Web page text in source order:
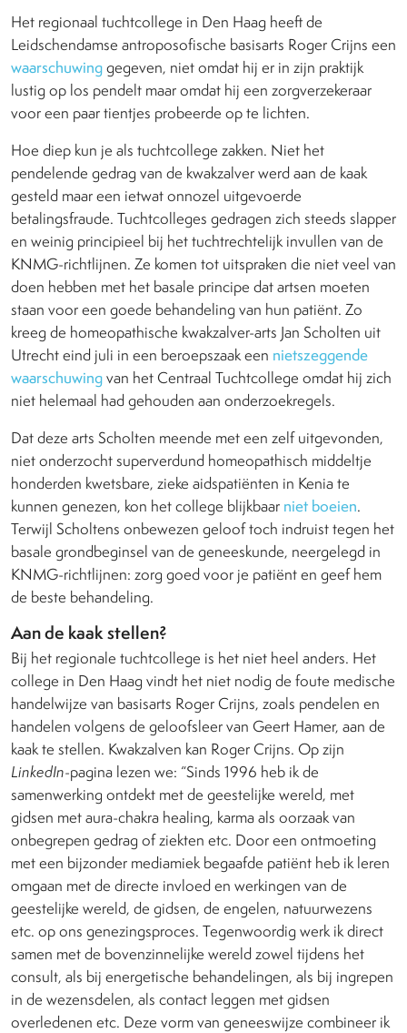
Het regionaal tuchtcollege in Den Haag heeft de
Leidschendamse antroposofische basisarts Roger Crijns een
waarschuwinggegeven, niet omdat hij er in zijn praktijk
lustig op los pendelt maar omdat hij een zorgverzekeraar
voor een paar tientjes probeerde op te lichten.
Hoe diep kun je als tuchtcollege zakken. Niet het
pendelende gedrag van de kwakzalver werd aan de kaak
gesteld maar een ietwat onnozel uitgevoerde
betalingsfraude. Tuchtcolleges gedragen zich steeds slapper
en weinig principieel bij het tuchtrechtelijk invullen van de
KNMG-richtlijnen. Ze komen tot uitspraken die niet veel van
doen hebben met het basale principe dat artsen moeten
staan voor een goede behandeling van hun patiënt. Zo
kreeg de homeopathische kwakzalver-arts Jan Scholten uit
Utrecht eind juli in een beroepszaak een nietszeggende
waarschuwingvan het Centraal Tuchtcollege omdat hij zich
niet helemaal had gehouden aan onderzoekregels.
Dat deze arts Scholten meende met een zelf uitgevonden,
niet onderzocht superverdund homeopathisch middeltje
honderden kwetsbare, zieke aidspatiënten in Kenia te
kunnen genezen, kon het college blijkbaar niet boeien.
Terwijl Scholtens onbewezen geloof toch indruist tegen het
basale grondbeginsel van de geneeskunde, neergelegd in
KNMG-richtlijnen: zorg goed voor je patiënt en geef hem
de beste behandeling.
Aan de kaak stellen?
Bij het regionale tuchtcollege is het niet heel anders. Het
college in Den Haag vindt het niet nodig de foute medische
handelwijze van basisarts Roger Crijns, zoals pendelen en
handelen volgens de geloofsleer van Geert Hamer, aan de
kaak te stellen. Kwakzalven kan Roger Crijns. Op zijn
LinkedIn-pagina lezen we: “Sinds 1996 heb ik de
samenwerking ontdekt met de geestelijke wereld, met
gidsen met aura-chakra healing, karma als oorzaak van
onbegrepen gedrag of ziekten etc. Door een ontmoeting
met een bijzonder mediamiek begaafde patiënt heb ik leren
omgaan met de directe invloed en werkingen van de
geestelijke wereld, de gidsen, de engelen, natuurwezens
etc. op ons genezingsproces. Tegenwoordig werk ik direct
samen met de bovenzinnelijke wereld zowel tijdens het
consult, als bij energetische behandelingen, als bij ingrepen
in de wezensdelen, als contact leggen met gidsen
overledenen etc. Deze vorm van geneeswijze combineer ik